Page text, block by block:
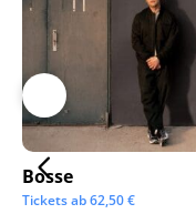
Bosse
Tickets ab62,50€